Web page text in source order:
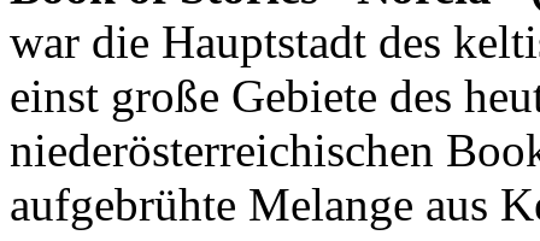
war die Hauptstadt des
einst große Gebiete des
niederösterreichischen
aufgebrühte Melange aus